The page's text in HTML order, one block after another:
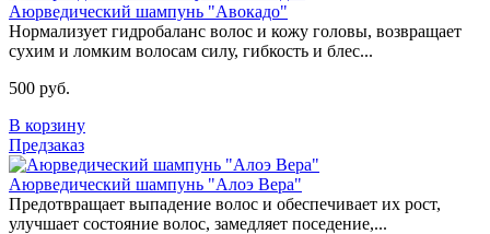
Аюрведический шампунь "Авокадо"
Нормализует гидробаланс волос и кожу головы, возвращает
сухим и ломким волосам силу, гибкость и блес...
500 руб.
В корзину
Предзаказ
Аюрведический шампунь "Алоэ Вера"
Предотвращает выпадение волос и обеспечивает их рост,
улучшает состояние волос, замедляет поседение,...